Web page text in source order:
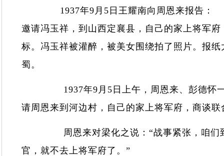
1937年9月5日王耀南向周恩来报告：
邀请冯玉祥，到山西定襄县，自己的家上将军
标。冯玉祥被灌醉，被美女围绕拍了照片。报
蜀。
1937年9月5日上午，周恩来、彭德怀一
请周恩来到河边村，自己的家上将军府，商谈
周恩来对梁化之说：“战事紧张，咱们到
官，就不去上将军府了。”